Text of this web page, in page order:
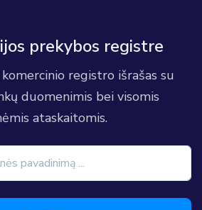
prekybos registre
registro išrašas su
duomenimis bei visomis
ataskaitomis.